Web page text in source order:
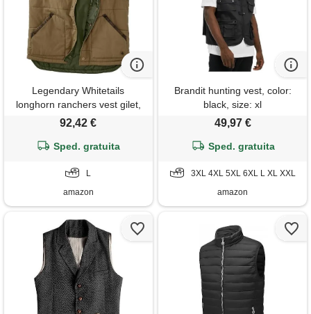
Legendary Whitetails
longhorn ranchers vest gilet,
nutmeg, l uomo
92,42 €
Sped. gratuita
L
amazon
Brandit hunting vest, color:
black, size: xl
49,97 €
Sped. gratuita
3XL 4XL 5XL 6XL L XL XXL
amazon